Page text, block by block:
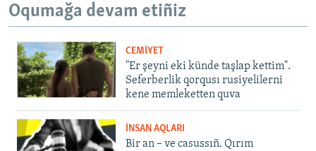
Oqumağa devam etiñiz
CEMİYET
"Er şeyni eki künde taşlap kettim".
Seferberlik qorqusı rusiyelilerni
kene memleketten quva
İNSAN AQLARI
Bir an – ve casussıñ. Qırım